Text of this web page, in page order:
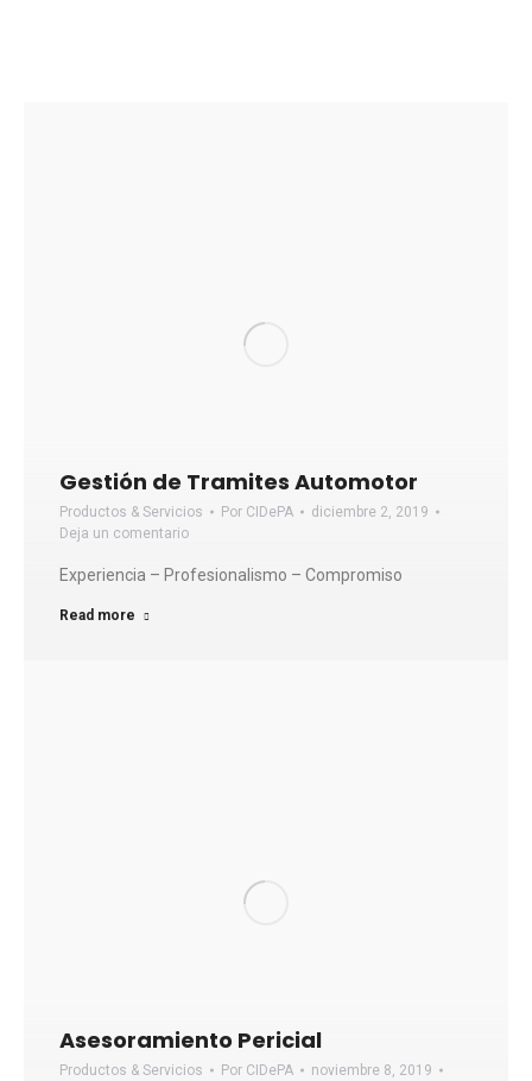
Gestión de Tramites Automotor
Productos & Servicios Por CIDePA
diciembre 2, 2019
Deja un comentario
Experiencia – Profesionalismo – Compromiso
Read more
Asesoramiento Pericial
Productos & Servicios Por CIDePA
noviembre 8, 2019